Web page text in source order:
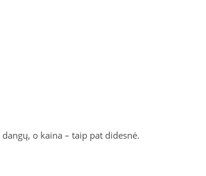
o kaina – taip pat didesnė.